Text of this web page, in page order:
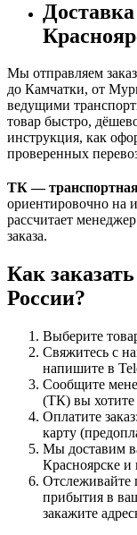
Мы отправляем
до Камчатки, от
ведущими
товар быстро,
инструкция, как
проверенных
ТК —
ориентировочно на
рассчитает
заказа.
Как
России?
Выберите
Свяжитесь с
напишите в
Сообщите
(ТК) вы
Оплатите
карту
Мы доставим
Красноярске и
Отслеживайте
прибытия в
закажите